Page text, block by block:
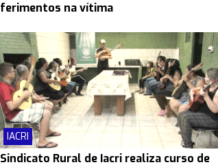
ferimentos na vítima
IACRI
Sindicato Rural de Iacri realiza curso de